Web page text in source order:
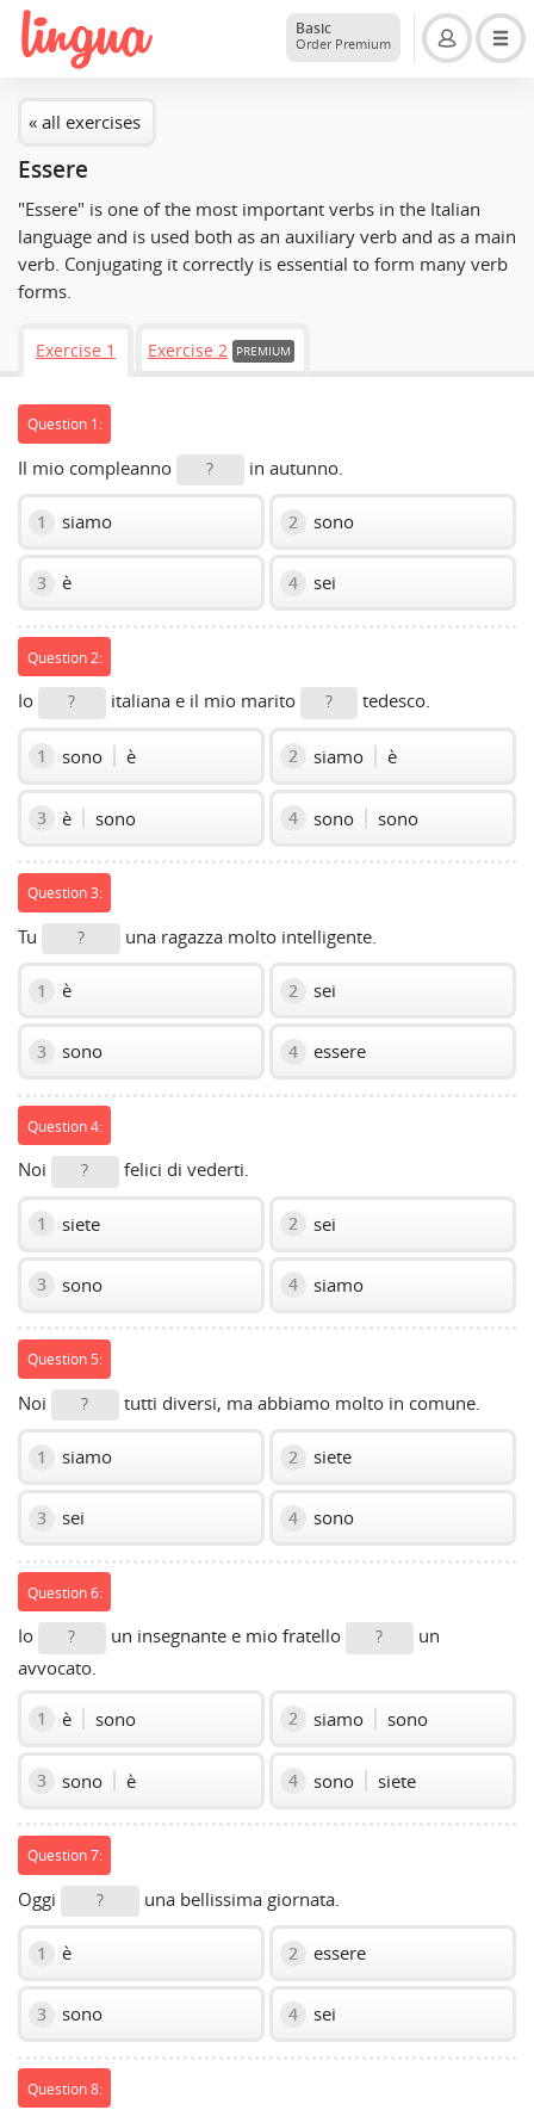
Basic
Order Premium
« all exercises
Essere
"Essere" is one of the most important verbs in the Italian
language and is used both as an auxiliary verb and as a main
verb. Conjugating it correctly is essential to form many verb
forms.
Exercise 1 Exercise 2 PREMIUM
Question 1:
Il mio compleanno ? in autunno.
1 siamo 2 sono
3 è 4 sei
Question 2:
Io ? italiana e il mio marito ? tedesco.
1 sono è 2 siamo è
3 è sono 4 sono sono
Question 3:
Tu ? una ragazza molto intelligente.
1 è 2 sei
3 sono 4 essere
Question 4:
Noi ? felici di vederti.
1 siete 2 sei
3 sono 4 siamo
Question 5:
Noi ? tutti diversi, ma abbiamo molto in comune.
1 siamo 2 siete
3 sei 4 sono
Question 6:
Io ? un insegnante e mio fratello ?
un
avvocato.
1 è sono 2 siamo sono
3 sono è 4 sono siete
Question 7:
Oggi ? una bellissima giornata.
1 è 2 essere
3 sono 4 sei
Question 8: